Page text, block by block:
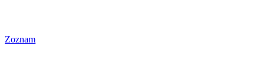
Zoznam